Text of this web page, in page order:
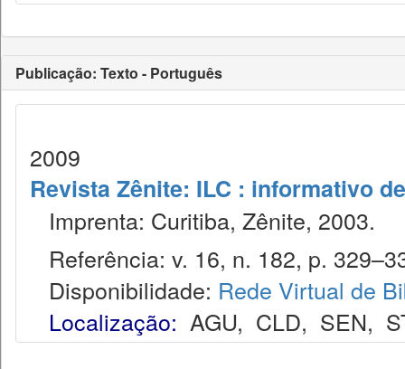
Publicação: Texto - Português
2009
Revista Zênite: ILC : informativo
Imprenta: Curitiba, Zênite, 2003.
Referência: v. 16, n. 182, p.
Disponibilidade: Rede Virtual de
Localização: AGU, CLD, SEN,